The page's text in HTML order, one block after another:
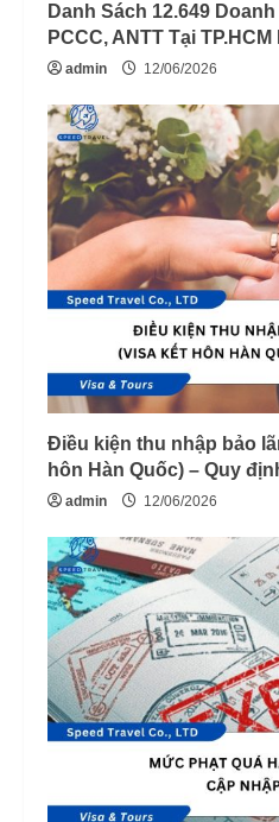
Danh Sách 12.649
PCCC, ANTT Tại TP.HCM
admin 12/06/2026
Điều kiện thu nhập bảo
hôn Hàn Quốc) – Quy
admin 12/06/2026